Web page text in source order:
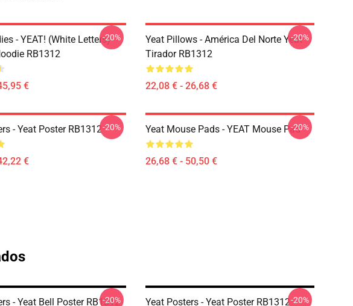
- YEAT! (white Letters)
RB1312
€
-20%
Yeat Pillows - América Del Norte Yeat
Tirador RB1312
22,08 € - 26,68 €
-20%
- Yeat Poster RB1312
€
-20% Yeat Mouse Pads - YEAT Mouse Pad
26,68 € - 50,50 €
-20%
- Yeat Bell Poster RB1312
-20% Yeat Posters - Yeat Poster RB1312-20%